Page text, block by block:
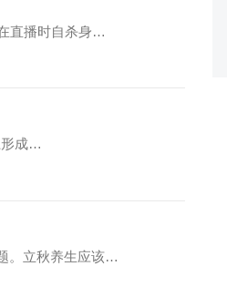
直播时自杀身…
形成…
。立秋养生应该…